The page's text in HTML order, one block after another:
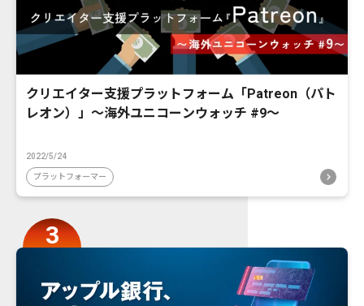
クリエイター支援プラットフォーム「Patreon（パト
レオン）」〜海外ユニコーンウォッチ #9〜
2022/5/24
プラットフォーマー